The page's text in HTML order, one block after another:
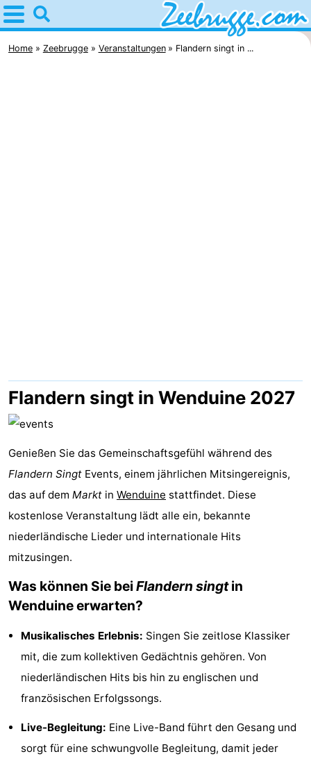
Home
Zeebrugge
(mit
Frühstück)
Lastminutes
Strand
Sehen
tun
Museen
-
Mühlen
Attraktionen
-
Rundfahrten
-
Bauernhöfe
Spielplätze
Indoor-
Home Zeebrugge Veranstaltungen Flandern singt in ...
Flandern singt in Wenduine 2027
Genießen Sie das Gemeinschaftsgefühl während des
Flandern Singt Events, einem jährlichen Mitsingereignis,
das auf dem Markt in Wenduine stattfindet. Diese
kostenlose Veranstaltung lädt alle ein, bekannte
niederländische Lieder und internationale Hits
mitzusingen.
Was können Sie bei Flandern singtin
Wenduine erwarten?
Musikalisches Erlebnis: Singen Sie zeitlose Klassiker
mit, die zum kollektiven Gedächtnis gehören. Von
niederländischen Hits bis hin zu englischen und
französischen Erfolgssongs.
Live-Begleitung: Eine Live-Band führt den Gesang und
sorgt für eine schwungvolle Begleitung, damit jeder